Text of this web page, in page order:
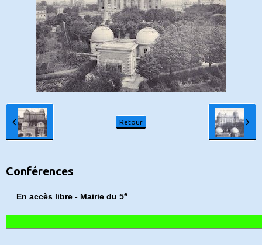
Retour
Conférences
En accès libre - Mairie du 5e